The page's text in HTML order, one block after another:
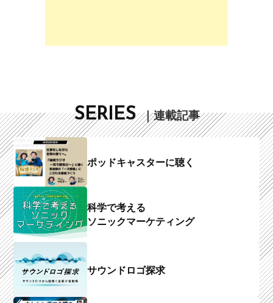
SERIES ｜連載記事
ポッドキャスターに聴く
科学で考える
ソニックマーケティング
サウンドロゴ探求